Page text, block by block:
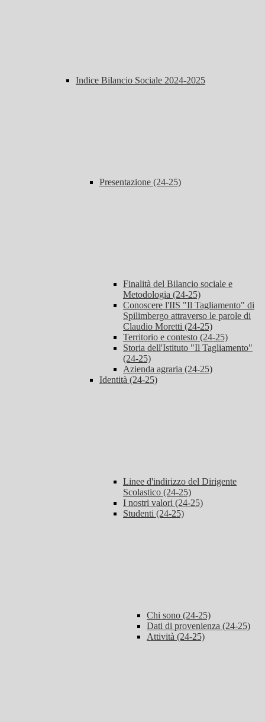
Indice Bilancio Sociale 2024-2025
Presentazione (24-25)
Finalità del Bilancio sociale e
Metodologia (24-25)
Conoscere l'IIS "Il Tagliamento" di
Spilimbergo attraverso le parole di
Claudio Moretti (24-25)
Territorio e contesto (24-25)
Storia dell'Istituto "Il Tagliamento"
(24-25)
Azienda agraria (24-25)
Identità (24-25)
Linee d'indirizzo del Dirigente
Scolastico (24-25)
I nostri valori (24-25)
Studenti (24-25)
Chi sono (24-25)
Dati di provenienza (24-25)
Attività (24-25)